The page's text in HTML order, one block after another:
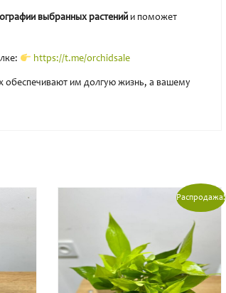
выбранных растенийи поможет
https://t.me/orchidsale
обеспечивают им долгую жизнь, а вашему
Распродажа!